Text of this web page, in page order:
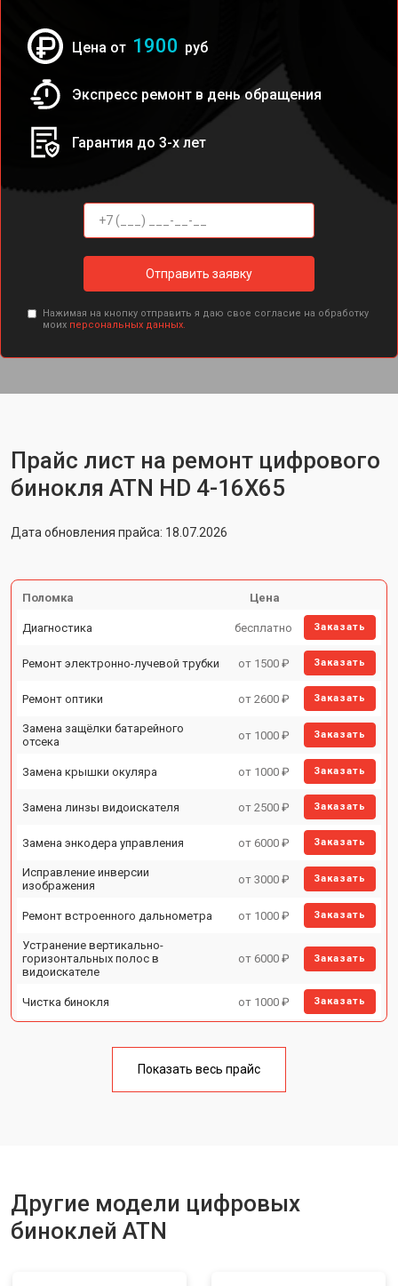
Цена от 1900 руб
Экспресс ремонт в день обращения
Гарантия до 3-х лет
Отправить заявку
Нажимая на кнопку отправить я даю свое согласие на обработку
моих персональных данных.
Прайс лист на ремонт цифрового
бинокля ATN HD 4-16X65
Дата обновления прайса: 18.07.2026
Поломка Цена
Диагностика бесплатно Заказать
Ремонт электронно-лучевой трубки от 1500 ₽ Заказать
Ремонт оптики от 2600 ₽ Заказать
Замена защёлки батарейного
отсека
от 1000 ₽ Заказать
Замена крышки окуляра от 1000 ₽ Заказать
Замена линзы видоискателя от 2500 ₽ Заказать
Замена энкодера управления от 6000 ₽ Заказать
Исправление инверсии
изображения
от 3000 ₽ Заказать
Ремонт встроенного дальнометра от 1000 ₽ Заказать
Устранение вертикально-
горизонтальных полос в
видоискателе
от 6000 ₽ Заказать
Чистка бинокля от 1000 ₽ Заказать
Замена объективов с улучшением
от 1500 ₽
Ремонт цепи питания
Показать весь прайс
Другие модели цифровых
биноклей ATN